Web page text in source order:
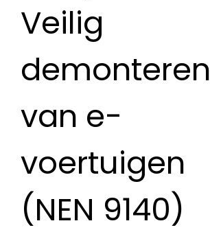
Veilig
demonteren
van e-
voertuigen
(NEN 9140)